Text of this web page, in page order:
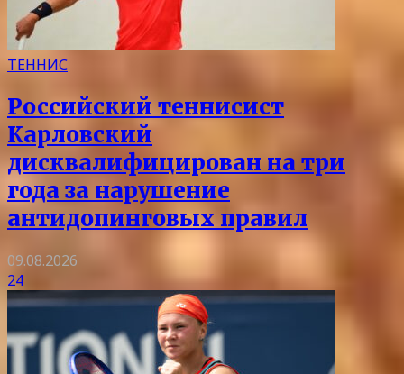
ТЕННИС
Российский теннисист
Карловский
дисквалифицирован на три
года за нарушение
антидопинговых правил
09.08.2026
24